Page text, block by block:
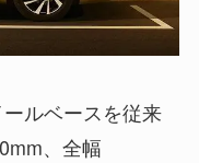
ルベースを従来
、全幅